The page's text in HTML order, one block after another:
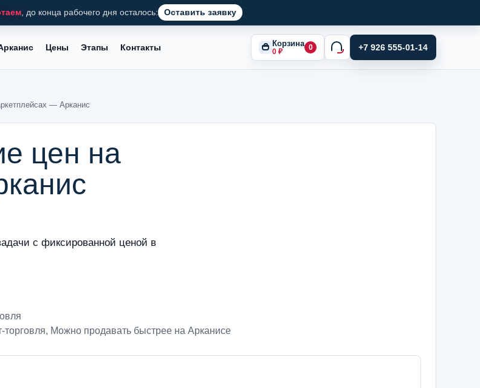
, до конца рабочего дня осталось: Оставить заявку
Цены Этапы Контакты Корзина
0 ₽ 0 +7 926 555-01-14
— Арканис
цен на
с фиксированной ценой в
торговля, Можно продавать быстрее на Арканисе